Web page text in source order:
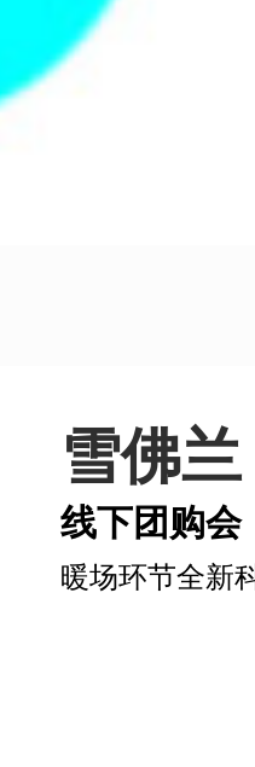
雪佛兰
线下团购会
暖场环节全新